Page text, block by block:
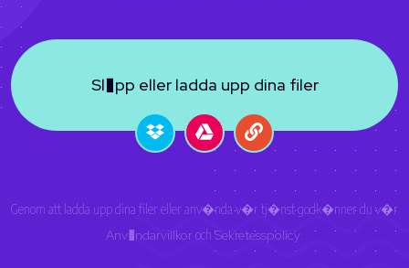
Sl�pp eller ladda upp dina filer
Genom att ladda upp dina filer eller anv�nda v�r tj�nst godk�nner du v�r
Anv�ndarvillkor och Sekretesspolicy